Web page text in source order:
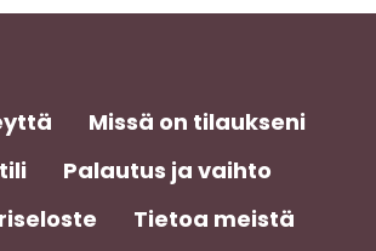
Missä on tilaukseni
Palautus ja vaihto
Tietoa meistä